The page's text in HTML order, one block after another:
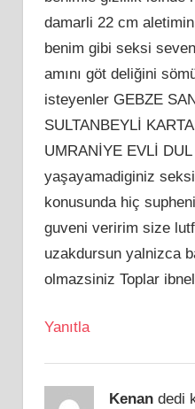
damarli 22 cm
benim gibi seksi
amını göt deliğini
isteyenler GEBZE
SULTANBEYLİ
UMRANİYE EVLİ
yaşayamadiginiz
konusunda hiç
guveni veririm size
uzakdursun yalnizca
olmazsiniz Toplar
Yanıtla
Kenan dedi